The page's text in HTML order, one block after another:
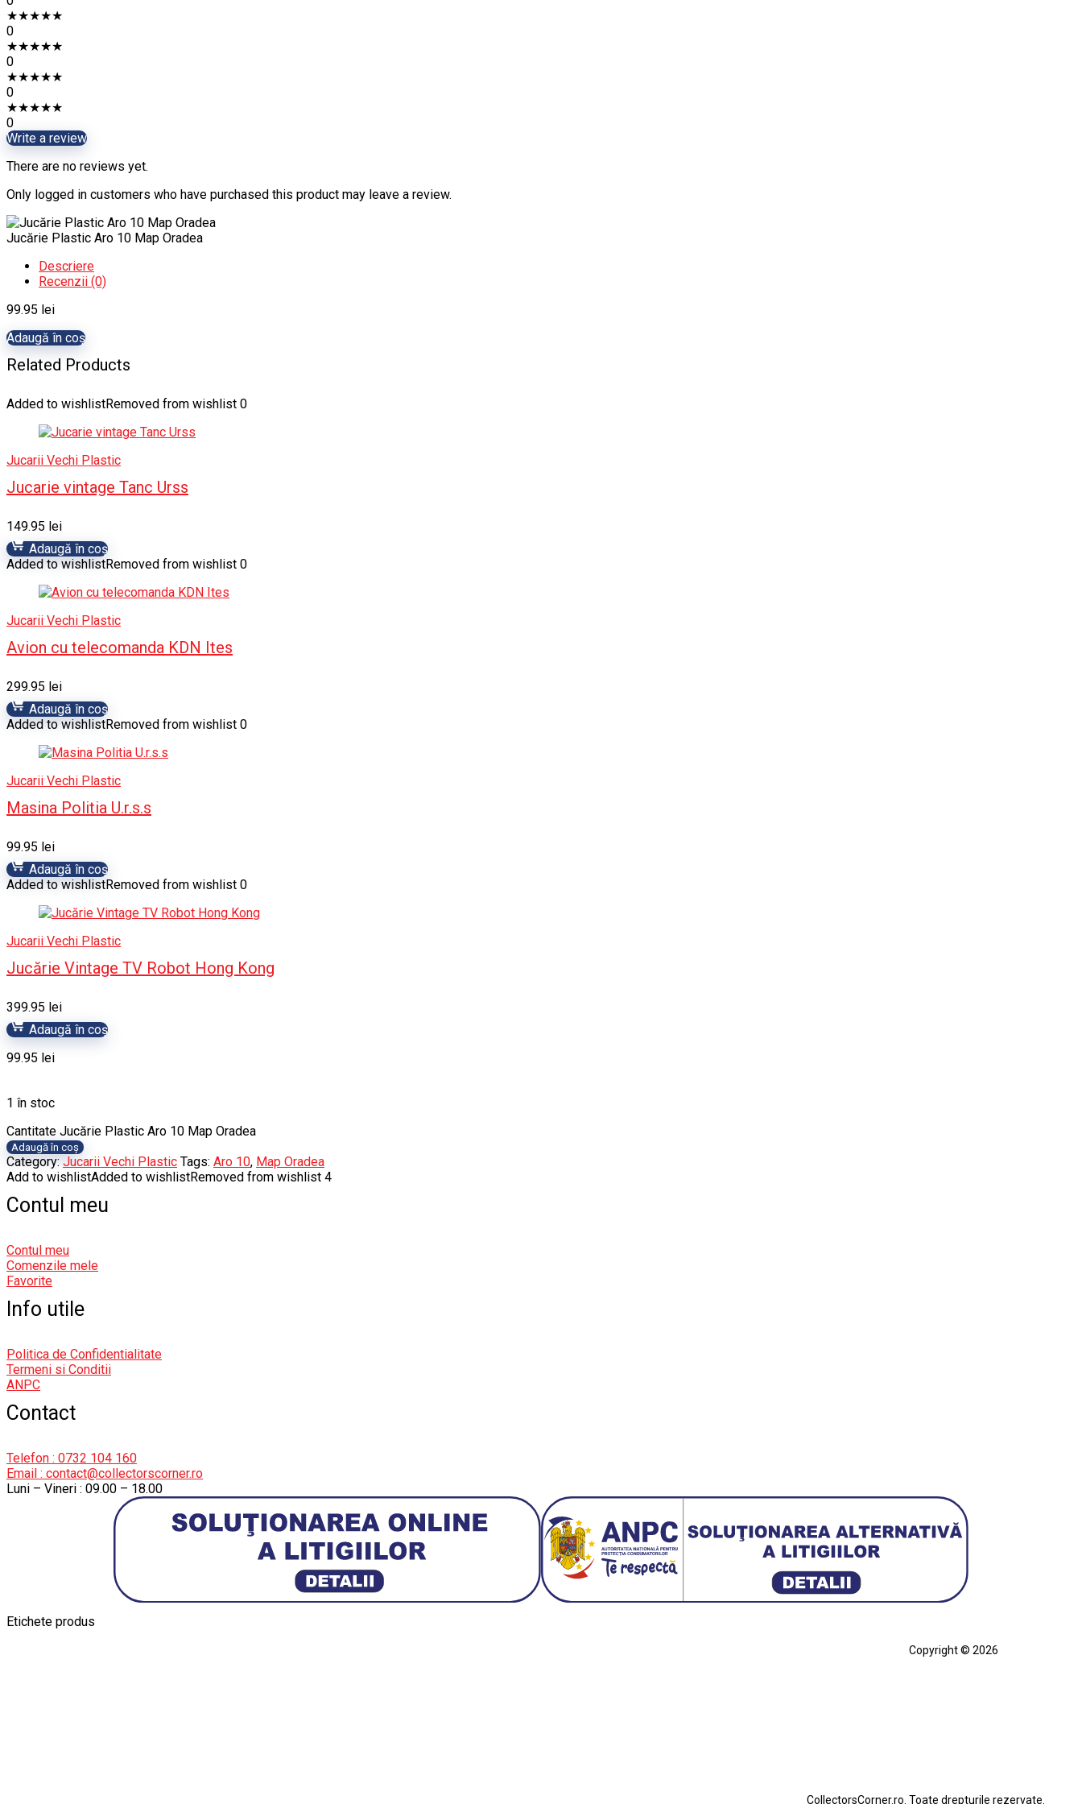
★★★★★
0
★★★★★
0
★★★★★
0
★★★★★
0
Write a review
There are no reviews yet.
Only logged in customers who have purchased this product may leave a review.
Jucărie Plastic Aro 10 Map Oradea
Descriere
Recenzii (0)
99.95 lei
Adaugă în coș
Related Products
Added to wishlistRemoved from wishlist 0
Jucarii Vechi Plastic
Jucarie vintage Tanc Urss
149.95 lei
Adaugă în coș
Added to wishlistRemoved from wishlist 0
Jucarii Vechi Plastic
Avion cu telecomanda KDN Ites
299.95 lei
Adaugă în coș
Added to wishlistRemoved from wishlist 0
Jucarii Vechi Plastic
Masina Politia U.r.s.s
99.95 lei
Adaugă în coș
Added to wishlistRemoved from wishlist 0
Jucarii Vechi Plastic
Jucărie Vintage TV Robot Hong Kong
399.95 lei
Adaugă în coș
99.95 lei
1 în stoc
Cantitate Jucărie Plastic Aro 10 Map Oradea
Adaugă în coș
Category: Jucarii Vechi Plastic Tags: Aro 10, Map Oradea
Add to wishlistAdded to wishlistRemoved from wishlist 4
Contul meu
Contul meu
Comenzile mele
Favorite
Info utile
Politica de Confidentialitate
Termeni si Conditii
ANPC
Contact
Telefon : 0732 104 160
Email : contact@collectorscorner.ro
Luni – Vineri : 09.00 – 18.00
Etichete produs
Copyright © 2026
CollectorsCorner.ro. Toate drepturile rezervate.